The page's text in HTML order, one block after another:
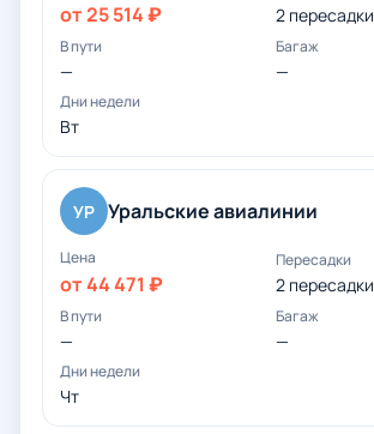
от 25 514 ₽ 2 пересадки
— —
Вт
УР Уральские авиалинии
от 44 471 ₽ 2 пересадки
— —
Чт